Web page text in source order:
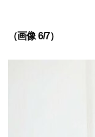
（画像 6/7）